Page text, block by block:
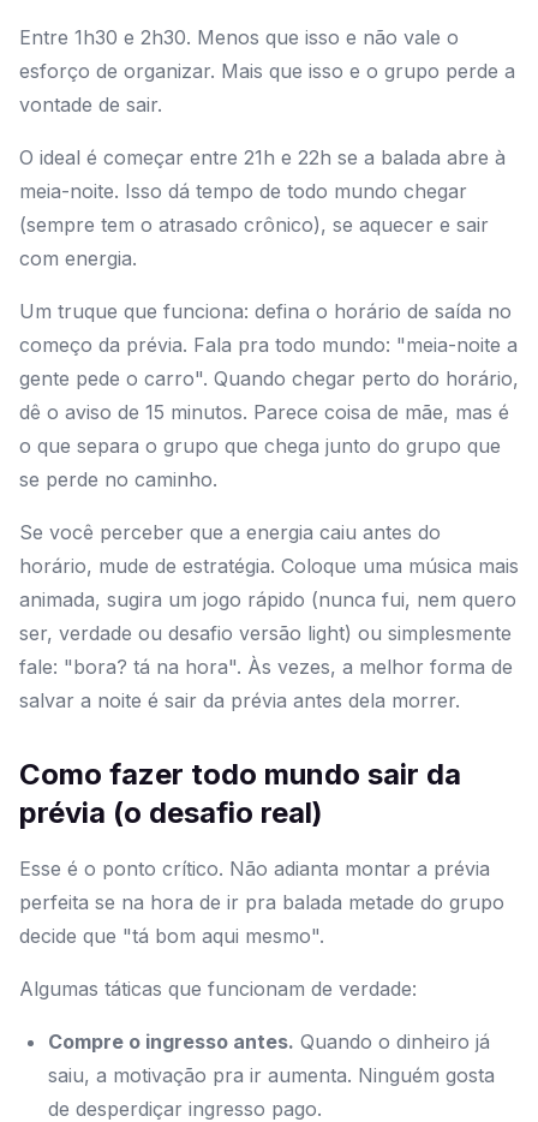
Entre 1h30 e 2h30. Menos que isso e não vale o
esforço de organizar. Mais que isso e o grupo perde a
vontade de sair.
O ideal é começar entre 21h e 22h se a balada abre à
meia-noite. Isso dá tempo de todo mundo chegar
(sempre tem o atrasado crônico), se aquecer e sair
com energia.
Um truque que funciona: defina o horário de saída no
começo da prévia. Fala pra todo mundo: "meia-noite a
gente pede o carro". Quando chegar perto do horário,
dê o aviso de 15 minutos. Parece coisa de mãe, mas é
o que separa o grupo que chega junto do grupo que
se perde no caminho.
Se você perceber que a energia caiu antes do
horário, mude de estratégia. Coloque uma música mais
animada, sugira um jogo rápido (nunca fui, nem quero
ser, verdade ou desafio versão light) ou simplesmente
fale: "bora? tá na hora". Às vezes, a melhor forma de
salvar a noite é sair da prévia antes dela morrer.
Como fazer todo mundo sair da
prévia (o desafio real)
Esse é o ponto crítico. Não adianta montar a prévia
perfeita se na hora de ir pra balada metade do grupo
decide que "tá bom aqui mesmo".
Algumas táticas que funcionam de verdade:
Compre o ingresso antes. Quando o dinheiro já
saiu, a motivação pra ir aumenta. Ninguém gosta
de desperdiçar ingresso pago.